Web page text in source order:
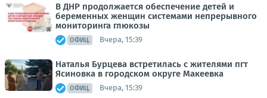
В ДНР продолжается обеспечение детей и
беременных женщин системами непрерывного
мониторинга глюкозы
ОФИЦ. Вчера, 15:39
Наталья Бурцева встретилась с жителями пгт
Ясиновка в городском округе Макеевка
ОФИЦ. Вчера, 15:39